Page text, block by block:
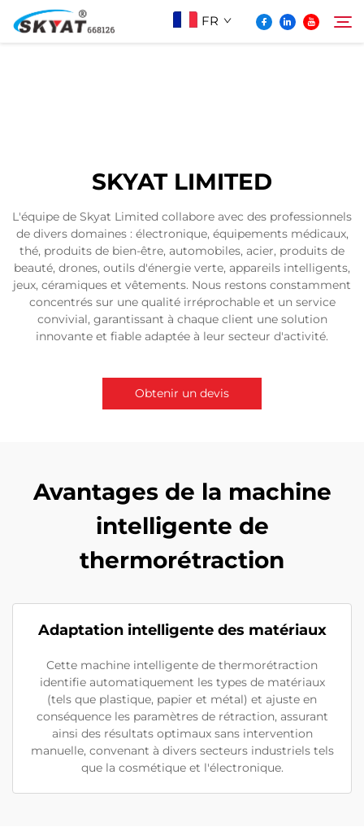
FR
Vidéo Et Application
Projets
SKYAT LIMITED
L'équipe de Skyat Limited collabore avec des professionnels
de divers domaines : électronique, équipements médicaux,
thé, produits de bien-être, automobiles, acier, produits de
beauté, drones, outils d'énergie verte, appareils intelligents,
jeux, céramiques et vêtements. Nous restons constamment
concentrés sur une qualité irréprochable et un service
convivial, garantissant à chaque client une solution
innovante et fiable adaptée à leur secteur d'activité.
Obtenir un devis
Avantages de la machine
intelligente de
thermorétraction
Adaptation intelligente des matériaux
Cette machine intelligente de thermorétraction
identifie automatiquement les types de matériaux
(tels que plastique, papier et métal) et ajuste en
conséquence les paramètres de rétraction, assurant
ainsi des résultats optimaux sans intervention
manuelle, convenant à divers secteurs industriels tels
que la cosmétique et l'électronique.